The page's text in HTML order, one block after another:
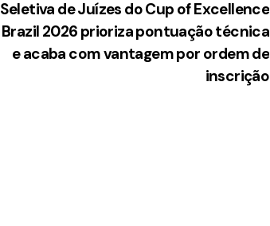
Seletiva de Juízes do Cup of Excellence
Brazil 2026 prioriza pontuação técnica
e acaba com vantagem por ordem de
inscrição